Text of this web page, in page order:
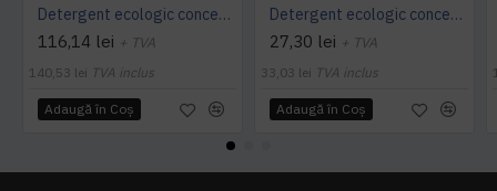
Detergent ecologic concentrat universal, TANET SR 15, 5L
116,14 lei + TVA
140,53 lei TVA inclus
Adaugă în Coş
Detergent ecologic concentrat universal, TANET SR 15, 1L
27,30 lei + TVA
33,03 lei TVA inclus
Adaugă în Coş